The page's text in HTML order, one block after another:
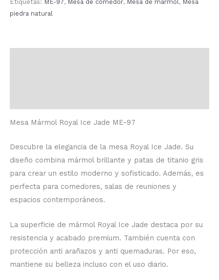
Etiquetas: ME-97, Mesa de comedor, Mesa de mármol , Mesa
piedra natural
Mesa Mármol Royal Ice Jade ME-97
Descubre la elegancia de la mesa Royal Ice Jade. Su
diseño combina mármol brillante y patas de titanio gris
para crear un estilo moderno y sofisticado. Además, es
perfecta para comedores, salas de reuniones y
espacios contemporáneos.
La superficie de mármol Royal Ice Jade destaca por su
resistencia y acabado premium. También cuenta con
protección anti arañazos y anti quemaduras. Por eso,
mantiene su belleza incluso con el uso diario.